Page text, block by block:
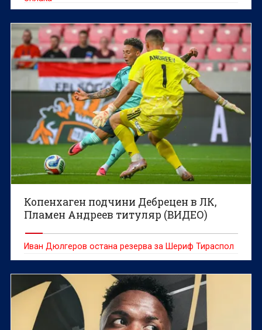
Копенхаген подчини Дебрецен в ЛК,
Пламен Андреев титуляр (ВИДЕО)
Иван Дюлгеров остана резерва за Шериф Тираспол